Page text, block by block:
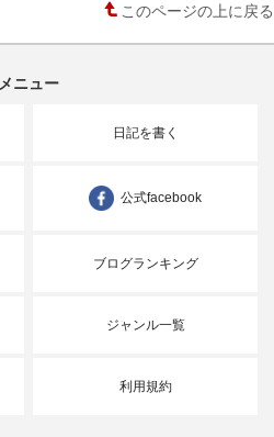
このページの上に戻る
メニュー
日記を書く
公式facebook
ブログランキング
ジャンル一覧
利用規約